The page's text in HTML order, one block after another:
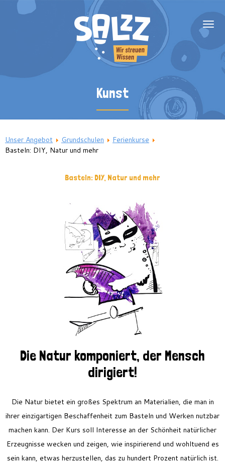
Über uns
Blog
SalzZ unterstützen
Ganztagsträger
Sek I und II
Nachhilfe
Feriencamp
Jobs
Kontakt
Kunst
Unser Angebot Grundschulen
Ferienkurse
Basteln: DIY, Natur und mehr
Basteln: DIY, Natur und mehr
Die Natur komponiert, der Mensch
dirigiert!
Die Natur bietet ein großes Spektrum an Materialien, die man in
ihrer einzigartigen Beschaffenheit zum Basteln und Werken nutzbar
machen kann. Der Kurs soll Interesse an der Schönheit natürlicher
Erzeugnisse wecken und zeigen, wie inspirierend und wohltuend es
sein kann, etwas herzustellen, das zu hundert Prozent natürlich ist.